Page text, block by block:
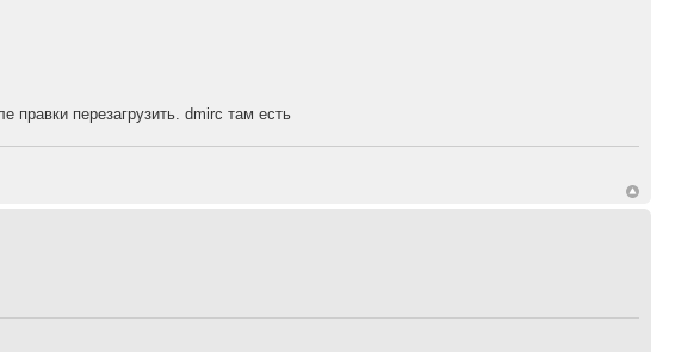
перезагрузить. dmirc там есть